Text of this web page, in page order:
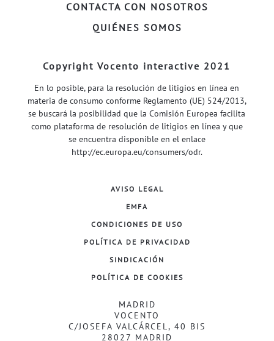
CONTACTA CON NOSOTROS
QUIÉNES SOMOS
Copyright Vocento interactive 2021
En lo posible, para la resolución de litigios en línea en
materia de consumo conforme Reglamento (UE) 524/2013,
se buscará la posibilidad que la Comisión Europea facilita
como plataforma de resolución de litigios en línea y que
se encuentra disponible en el enlace
http://ec.europa.eu/consumers/odr.
AVISO LEGAL
EMFA
CONDICIONES DE USO
POLÍTICA DE PRIVACIDAD
SINDICACIÓN
POLÍTICA DE COOKIES
MADRID
VOCENTO
C/JOSEFA VALCÁRCEL, 40 BIS
28027 MADRID